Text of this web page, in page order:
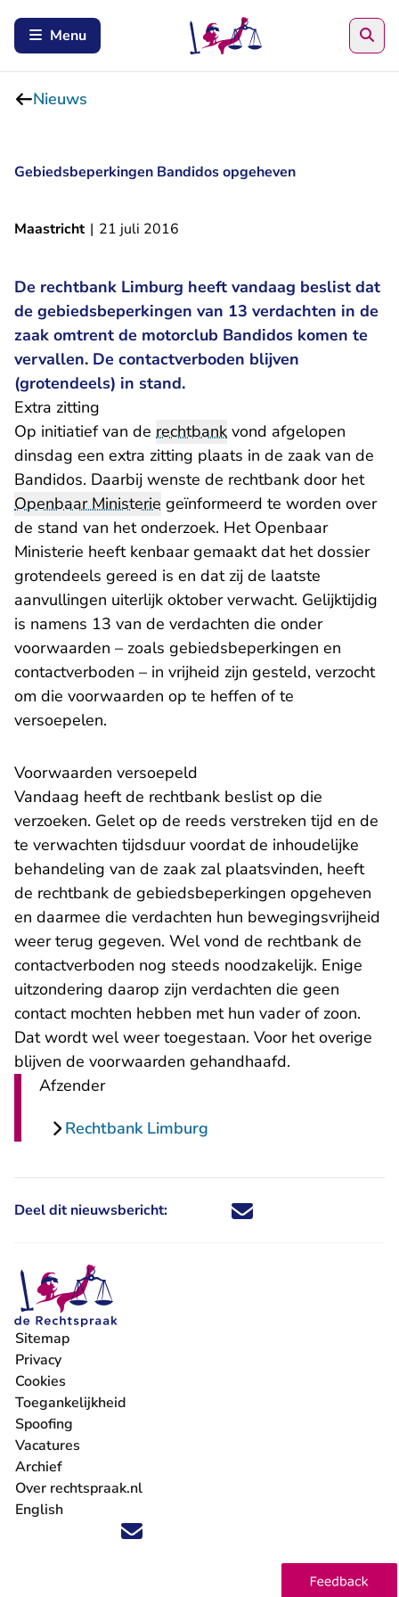
Menu
Nieuws
Gebiedsbeperkingen Bandidos opgeheven
Maastricht | 21 juli 2016
De rechtbank Limburg heeft vandaag beslist dat
de gebiedsbeperkingen van 13 verdachten in de
zaak omtrent de motorclub Bandidos komen te
vervallen. De contactverboden blijven
(grotendeels) in stand.
Extra zitting
Op initiatief van de rechtbank vond afgelopen
dinsdag een extra zitting plaats in de zaak van de
Bandidos. Daarbij wenste de rechtbank door het
Openbaar Ministerie geïnformeerd te worden over
de stand van het onderzoek. Het Openbaar
Ministerie heeft kenbaar gemaakt dat het dossier
grotendeels gereed is en dat zij de laatste
aanvullingen uiterlijk oktober verwacht. Gelijktijdig
is namens 13 van de verdachten die onder
voorwaarden – zoals gebiedsbeperkingen en
contactverboden – in vrijheid zijn gesteld, verzocht
om die voorwaarden op te heffen of te
versoepelen.
Voorwaarden versoepeld
Vandaag heeft de rechtbank beslist op die
verzoeken. Gelet op de reeds verstreken tijd en de
te verwachten tijdsduur voordat de inhoudelijke
behandeling van de zaak zal plaatsvinden, heeft
de rechtbank de gebiedsbeperkingen opgeheven
en daarmee die verdachten hun bewegingsvrijheid
weer terug gegeven. Wel vond de rechtbank de
contactverboden nog steeds noodzakelijk. Enige
uitzondering daarop zijn verdachten die geen
contact mochten hebben met hun vader of zoon.
Dat wordt wel weer toegestaan. Voor het overige
blijven de voorwaarden gehandhaafd.
Afzender
Rechtbank Limburg
Deel dit nieuwsbericht: Deel dit nieuwsbericht via X -
Deel dit nieuwsbericht via
Deel dit nieuwsbericht
Deel dit
Volg ons op X (Twitter) - U verlaat Rechtspraak.nl
Volg ons op Facebook - U verlaat Rechtspraak.nl
Volg ons op Instagram - U verlaat Rechtspraak.nl
Volg ons op Youtube - U verlaat Rechtspraak.nl
Volg ons op LinkedIn - U verlaat
'Blijf op de hoogte' nieuwsbrief - U verlaat
Sitemap
Privacy
Cookies
Toegankelijkheid
Spoofing
Vacatures
- U verlaat Rechtspraak.nl
Archief
Over rechtspraak.nl
English